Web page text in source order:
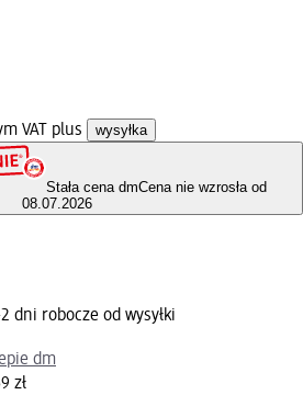
VAT plus wysyłka
Stała cena dmCena nie wzrosła od
08.07.2026
dni robocze od wysyłki
dm
zł